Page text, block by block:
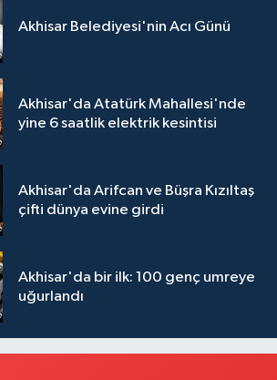
Akhisar Belediyesi'nin Acı Günü
Akhisar'da Atatürk Mahallesi'nde
yine 6 saatlik elektrik kesintisi
Akhisar'da Arifcan ve Büşra Kızıltaş
çifti dünya evine girdi
Akhisar'da bir ilk: 100 genç umreye
uğurlandı